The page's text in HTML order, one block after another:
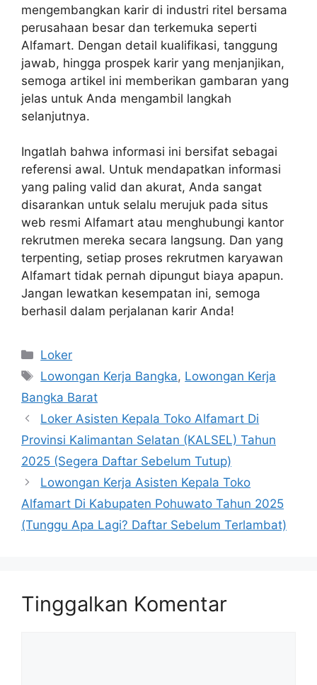
mengembangkan karir di industri ritel bersama
perusahaan besar dan terkemuka seperti
Alfamart. Dengan detail kualifikasi, tanggung
jawab, hingga prospek karir yang menjanjikan,
semoga artikel ini memberikan gambaran yang
jelas untuk Anda mengambil langkah
selanjutnya.
Ingatlah bahwa informasi ini bersifat sebagai
referensi awal. Untuk mendapatkan informasi
yang paling valid dan akurat, Anda sangat
disarankan untuk selalu merujuk pada situs
web resmi Alfamart atau menghubungi kantor
rekrutmen mereka secara langsung. Dan yang
terpenting, setiap proses rekrutmen karyawan
Alfamart tidak pernah dipungut biaya apapun.
Jangan lewatkan kesempatan ini, semoga
berhasil dalam perjalanan karir Anda!
Kategori
Loker
Tag
Lowongan Kerja Bangka, Lowongan Kerja
Bangka Barat
Loker Asisten Kepala Toko Alfamart Di
Provinsi Kalimantan Selatan (KALSEL) Tahun
2025 (Segera Daftar Sebelum Tutup)
Lowongan Kerja Asisten Kepala Toko
Alfamart Di Kabupaten Pohuwato Tahun 2025
(Tunggu Apa Lagi? Daftar Sebelum Terlambat)
Tinggalkan Komentar